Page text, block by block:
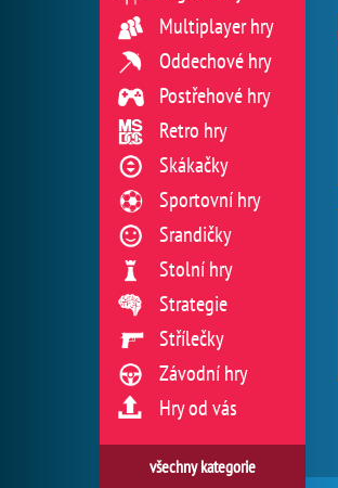
Multiplayer hry
Oddechové hry
Postřehové hry
Retro hry
Skákačky
Sportovní hry
Srandičky
Stolní hry
Strategie
Střílečky
Závodní hry
Hry od vás
všechny kategorie